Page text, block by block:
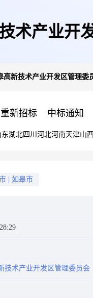
术产业开
高新技术产业开发区管理委
重新招标 中标通知
东湖北四川 河北河南天津山西
如皋市
技术产业开发区管理委员会